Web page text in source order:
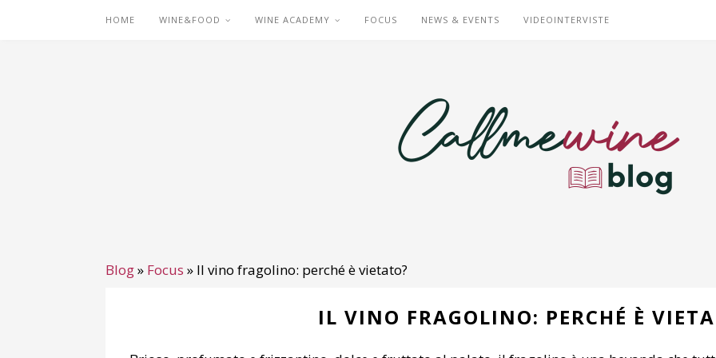
HOME WINE&FOOD WINE ACADEMY FOCUS NEWS & EVENTS VIDEOINTERVISTE
Blog» Focus » Il vino fragolino: perché è vietato?
IL VINO FRAGOLINO: PERCHÉ È